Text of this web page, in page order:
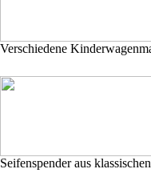
Verschiedene
Seifenspender aus